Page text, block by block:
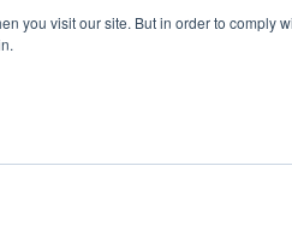
you visit our site. But in order to comply